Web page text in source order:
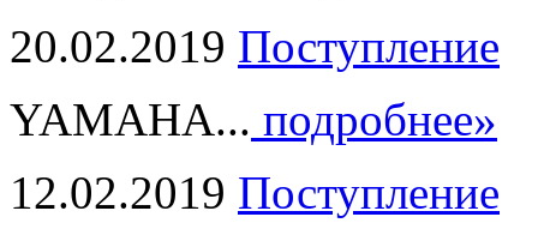
20.02.2019 Поступление
YAMAHA... подробнее»
12.02.2019 Поступление